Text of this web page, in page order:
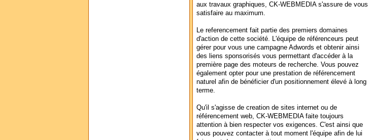
aux travaux graphiques, CK-WEBMEDIA s'assure de vous
satisfaire au maximum.
Le referencement fait partie des premiers domaines
d'action de cette société. L'équipe de référenceurs peut
gérer pour vous une campagne Adwords et obtenir ainsi
des liens sponsorisés vous permettant d'accéder à la
première page des moteurs de recherche. Vous pouvez
également opter pour une prestation de référencement
naturel afin de bénéficier d'un positionnement élevé à long
terme.
Qu'il s'agisse de creation de sites internet ou de
référencement web, CK-WEBMEDIA faite toujours
attention à bien respecter vos exigences. C'est ainsi que
vous pouvez contacter à tout moment l'équipe afin de lui